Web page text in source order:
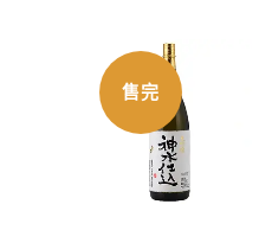
售完